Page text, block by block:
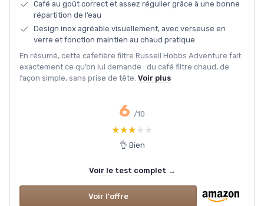
Café au goût correct et assez régulier grâce à une bonne
répartition de l’eau
Design inox agréable visuellement, avec verseuse en
verre et fonction maintien au chaud pratique
En résumé, cette cafetière filtre Russell Hobbs Adventure fait
exactement ce qu’on lui demande : du café filtre chaud, de
façon simple, sans prise de tête. Voir plus
6 /10
★★★★★
★★★★★
👌 Bien
Voir le test complet →
Voir l'offre